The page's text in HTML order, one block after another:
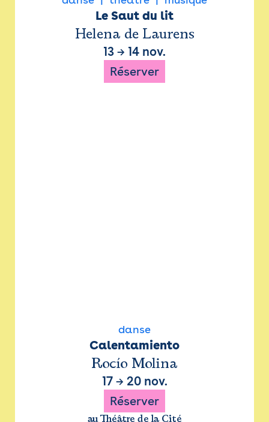
Le Saut du lit
Helena de Laurens
13 → 14 nov.
Réserver
danse
Calentamiento
Rocío Molina
17→ 20 nov.
Réserver
au Théâtre de la Cité